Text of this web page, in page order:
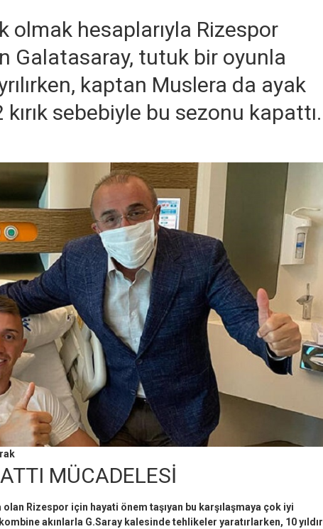
olmak hesaplarıyla Rizespor
Galatasaray, tutuk bir oyunla
kaptan Muslera da ayak
sebebiyle bu sezonu kapattı.
MÜCADELESİ
Rizespor için hayati önem taşıyan bu karşılaşmaya çok iyi
akınlarla G.Saray kalesinde tehlikeler yaratırlarken, 10 yıldır